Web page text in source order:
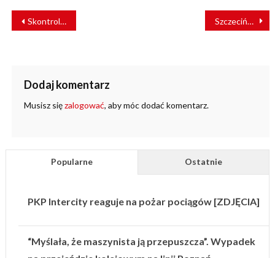
NAWIGACJA
WPISU
Skontrolowano regionalne przewozy kolejowe Szczecińska szybka kolej z problemami
Dodaj komentarz
Musisz sięzalogować, aby móc dodać komentarz.
Popularne Ostatnie
PKP Intercity reaguje na pożar pociągów [ZDJĘCIA]
“Myślała, że maszynista ją przepuszcza”. Wypadek